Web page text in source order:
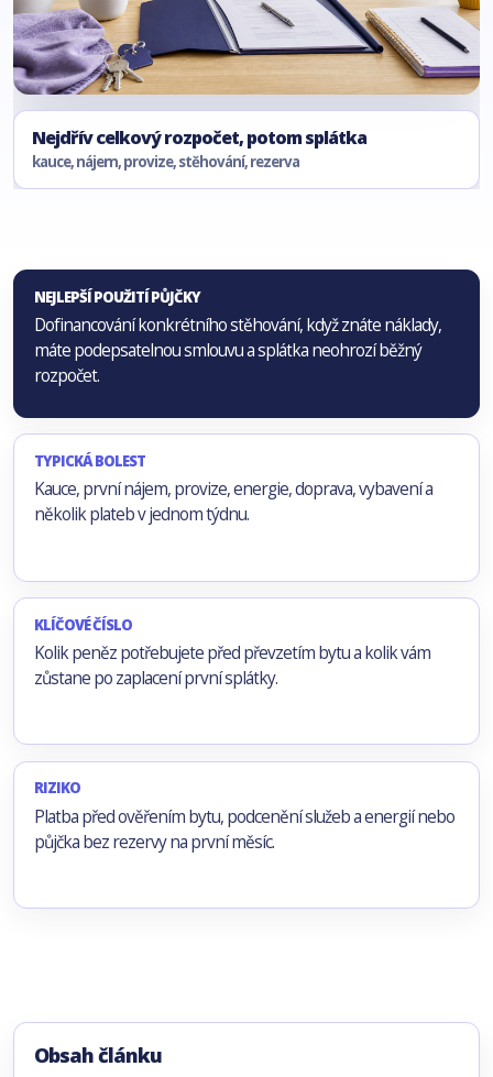
Nejdřív celkový rozpočet, potom splátka
kauce, nájem, provize, stěhování, rezerva
NEJLEPŠÍ POUŽITÍ PŮJČKY
Dofinancování konkrétního stěhování, když znáte náklady,
máte podepsatelnou smlouvu a splátka neohrozí běžný
rozpočet.
TYPICKÁ BOLEST
Kauce, první nájem, provize, energie, doprava, vybavení a
několik plateb v jednom týdnu.
KLÍČOVÉ ČÍSLO
Kolik peněz potřebujete před převzetím bytu a kolik vám
zůstane po zaplacení první splátky.
RIZIKO
Platba před ověřením bytu, podcenění služeb a energií nebo
půjčka bez rezervy na první měsíc.
Obsah článku